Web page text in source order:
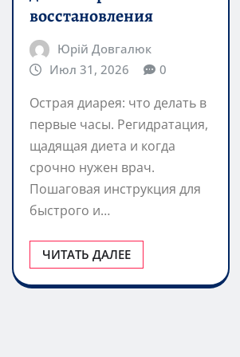
восстановления
Юрій Довгалюк
Июл 31, 2026
0
Острая диарея: что делать в
первые часы. Регидратация,
щадящая диета и когда
срочно нужен врач.
Пошаговая инструкция для
быстрого и…
ЧИТАТЬ ДАЛЕЕ